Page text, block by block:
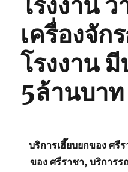
โรงงาน ว
เครื่องจัก
โรงงาน
5ล้านบาท
บริการเฮี๊ยบยกของ ศรี
ของ ศรีราชา, บริการร